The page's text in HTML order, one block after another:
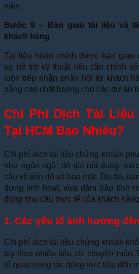
niên.
Bước 9 – Bàn giao tài liệu và
khách hàng
Tài liệu hoàn chỉnh được bàn giao
sự hỗ trợ kỹ thuật nếu cần chỉnh
luôn tiếp nhận phản hồi từ khách
nâng cao chất lượng cho các dự án
Chi Phí Dịch Tài Liệu
Tại HCM Bao Nhiêu?
Chi phí dịch tài liệu chứng khoán
như ngôn ngữ, độ dài nội dung,
cầu về tiến độ và bảo mật. Do đó,
dựng linh hoạt, vừa đảm bảo tính
đúng nhu cầu thực tế của khách
1. Các yếu tố ảnh hưởng
Chi phí dịch tài liệu chứng khoán
tùy theo nhiều tiêu chí chuyên
tố quan trọng tác động trực tiếp đến